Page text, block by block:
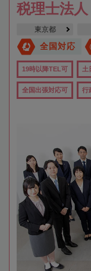
税理士法
東京都
全国対応
19時以降TEL可 土
全国出張対応可 行